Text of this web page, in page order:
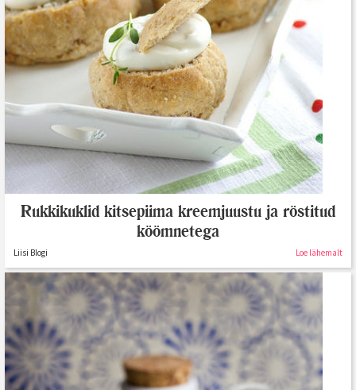
Rukkikuklid kitsepiima kreemjuustu ja röstitud
köömnetega
Liisi Blogi Loe lähemalt